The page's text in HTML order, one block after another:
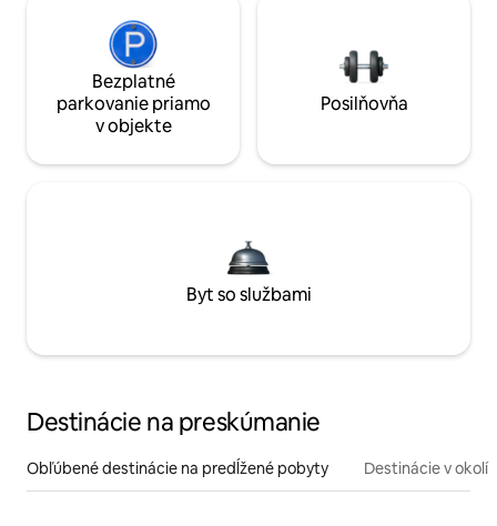
Bezplatné
parkovanie priamo
v objekte
Posilňovňa
Byt so službami
Destinácie na preskúmanie
Obľúbené destinácie na predĺžené pobyty Destinácie v okolí